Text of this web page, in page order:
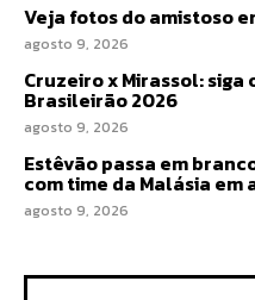
Veja fotos do amistoso
agosto 9, 2026
Cruzeiro x Mirassol:
Brasileirão 2026
agosto 9, 2026
Estêvão passa em
com time da Malásia em
agosto 9, 2026